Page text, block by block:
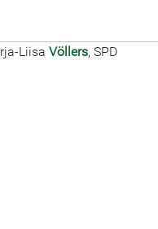
Liisa Völlers, SPD